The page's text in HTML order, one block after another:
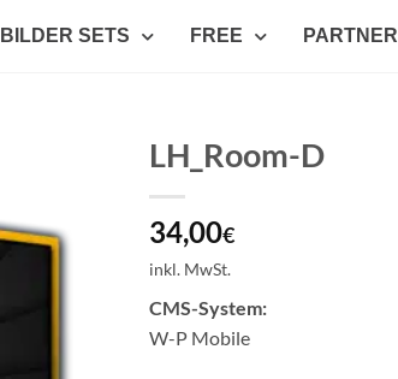
BILDER SETS FREE PARTNER
Wunschliste
setzen
LH_Room-D
34,00€
inkl. MwSt.
CMS-System:
W-P Mobile